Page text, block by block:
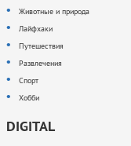
Животные и природа
Лайфхаки
Путешествия
Развлечения
Спорт
Хобби
DIGITAL